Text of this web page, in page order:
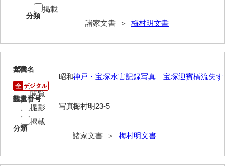
河崎家文書
河崎家文書（旧神代村）
神田一・二宮関係文書
分類
諸家文書 ＞ 梅村明文書
掲載
15
文書名
神戸・宝塚水害記録写真 宝塚迎賓橋流失す
請求番号
梅村明23-5
分類
諸家文書 ＞ 梅村明文書
年代
昭和
数量
写真1
閲覧
撮影
掲載